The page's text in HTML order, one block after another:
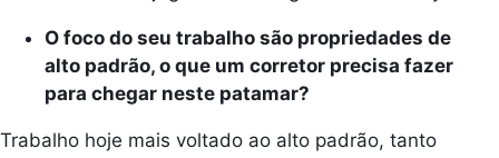
O foco do seu trabalho são propriedades de
alto padrão, o que um corretor precisa fazer
para chegar neste patamar?
Trabalho hoje mais voltado ao alto padrão, tanto